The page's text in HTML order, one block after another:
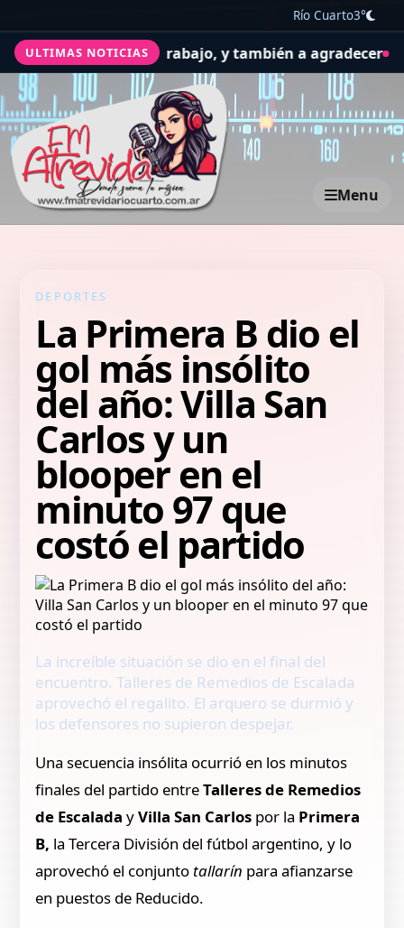
Río Cuarto3°
ULTIMAS NOTICIAS
la salud y el trabajo, y también a agradecer El
Menu
DEPORTES
La Primera B dio el
gol más insólito
del año: Villa San
Carlos y un
blooper en el
minuto 97 que
costó el partido
La increíble situación se dio en el final del
encuentro. Talleres de Remedios de Escalada
aprovechó el regalito. El arquero se durmió y
los defensores no supieron despejar.
Una secuencia insólita ocurrió en los minutos
finales del partido entreTalleres de Remedios
de Escalada yVilla San Carlos por la Primera
B, la Tercera División del fútbol argentino, y lo
aprovechó el conjunto tallarín para afianzarse
en puestos de Reducido.